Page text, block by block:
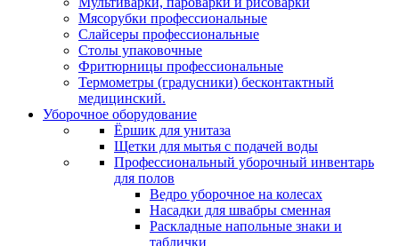
Мясорубки профессиональные
Слайсеры профессиональные
Столы упаковочные
Фритюрницы профессиональные
Термометры (градусники) бесконтактный
медицинский.
Уборочное оборудование
Ёршик для унитаза
Щетки для мытья с подачей воды
Профессиональный уборочный инвентарь
для полов
Ведро уборочное на колесах
Насадки для швабры сменная
Раскладные напольные знаки и
таблички